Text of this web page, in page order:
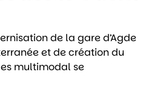
de la gare d’Agde
et de création du
multimodal se